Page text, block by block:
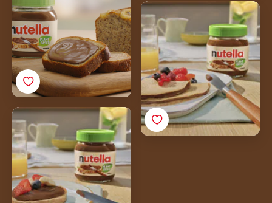
Veganiški lietiniai su
„Nutella® Plant-Based“
Veganiški blynai su
„Nutella® Plant-Based“